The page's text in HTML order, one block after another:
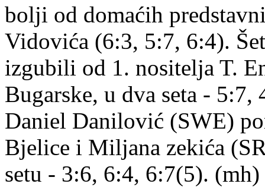
bolji od domaćih
Vidovića (6:3, 5:7, 6:4).
izgubili od 1. nositelja T.
Bugarske, u dva seta -
Daniel Danilović (SWE)
Bjelice i Miljana zekića
setu - 3:6, 6:4, 6:7(5). (mh)